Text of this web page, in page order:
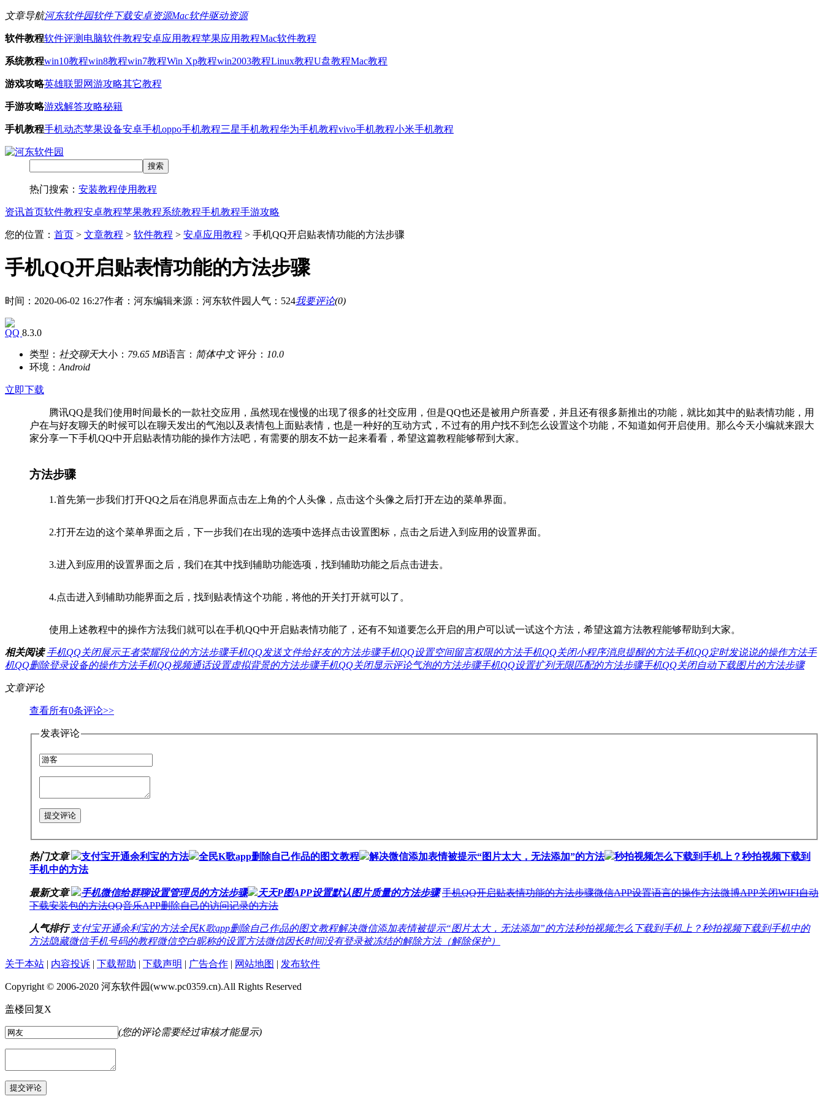
文章导航河东软件园软件下载安卓资源Mac软件驱动资源
软件教程软件评测 电脑软件教程安卓应用教程苹果应用教程Mac软件教程
系统教程win10教程win8教程win7教程Win Xp教程win2003教程Linux教程U盘教程Mac教程
游戏攻略英雄联盟网游攻略其它教程
手游攻略游戏解答攻略秘籍
手机教程手机动态苹果设备安卓手机oppo手机教程三星手机教程华为手机教程vivo手机教程小米手机教程
热门搜索： 安装教程使用教程
资讯首页软件教程安卓教程苹果教程系统教程手机教程手游攻略
您的位置： 首页 > 文章教程 > 软件教程 > 安卓应用教程 > 手机QQ开启贴表情功能的方法步骤
手机QQ开启贴表情功能的方法步骤
时间：2020-06-02 16:27作者：河东编辑来源：河东软件园 人气：524我要评论(0)
QQ 8.3.0
类型： 社交聊天大小： 79.65 MB语言： 简体中文评分： 10.0
环境： Android
立即下载
腾讯QQ是我们使用时间最长的一款社交应用，虽然现在慢慢的出现了很多的社交应用，但是QQ也还是被用户所喜爱，并且还有很多新推出的功能，就比如其中的贴表情功能，用
户在与好友聊天的时候可以在聊天发出的气泡以及表情包上面贴表情，也是一种好的互动方式，不过有的用户找不到怎么设置这个功能，不知道如何开启使用。那么今天小编就来跟大
家分享一下手机QQ中开启贴表情功能的操作方法吧，有需要的朋友不妨一起来看看，希望这篇教程能够帮到大家。
方法步骤
1.首先第一步我们打开QQ之后在消息界面点击左上角的个人头像，点击这个头像之后打开左边的菜单界面。
2.打开左边的这个菜单界面之后，下一步我们在出现的选项中选择点击设置图标，点击之后进入到应用的设置界面。
3.进入到应用的设置界面之后，我们在其中找到辅助功能选项，找到辅助功能之后点击进去。
4.点击进入到辅助功能界面之后，找到贴表情这个功能，将他的开关打开就可以了。
使用上述教程中的操作方法我们就可以在手机QQ中开启贴表情功能了，还有不知道要怎么开启的用户可以试一试这个方法，希望这篇方法教程能够帮助到大家。
相关阅读 手机QQ关闭展示王者荣耀段位的方法步骤手机QQ发送文件给好友的方法步骤手机QQ设置空间留言权限的方法手机QQ关闭小程序消息提醒的方法手机QQ定时发说说的操作方法手
机QQ删除登录设备的操作方法手机QQ视频通话设置虚拟背景的方法步骤手机QQ关闭显示评论气泡的方法步骤手机QQ设置扩列无限匹配的方法步骤手机QQ关闭自动下载图片的方法步骤
文章评论
查看所有0条评论>>
发表评论
提交评论
热门文章 支付宝开通余利宝的方法 全民K歌app删除自己作品的图文教程 解决微信添加表情被提示“图片太大，无法添加”的方法
秒拍视频怎么下载到手机上？秒拍视频下载到
手机中的方法
最新文章 手机微信给群聊设置管理员的方法步骤 天天P图APP设置默认图片质量的方法步骤 手机QQ开启贴表情功能的方法步骤微信APP设置语言的操作方法微博APP关闭WIFI自动
下载安装包的方法QQ音乐APP删除自己的访问记录的方法
人气排行 支付宝开通余利宝的方法全民K歌app删除自己作品的图文教程解决微信添加表情被提示“图片太大，无法添加”的方法秒拍视频怎么下载到手机上？秒拍视频下载到手机中的
方法隐藏微信手机号码的教程微信空白昵称的设置方法微信因长时间没有登录被冻结的解除方法（解除保护）
关于本站 | 内容投诉 | 下载帮助 | 下载声明 | 广告合作 | 网站地图 | 发布软件
Copyright © 2006-2020 河东软件园(www.pc0359.cn).All Rights Reserved
盖楼回复X
(您的评论需要经过审核才能显示)